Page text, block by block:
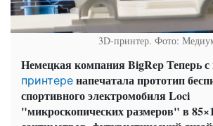
3D-принтер. Фото:
Немецкая компания BigRep Теперь
принтере напечатала прототип
спортивного электромобиля Loci
"микроскопических размеров" в